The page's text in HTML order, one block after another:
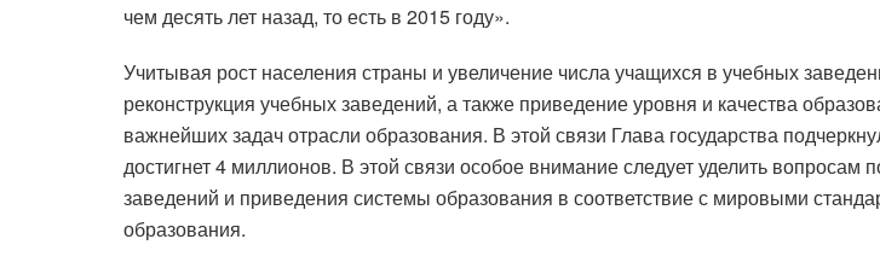
чем десять лет назад, то есть в 2015 году».
Учитывая рост населения страны и увеличение числа учащихся в учебных
реконструкция учебных заведений, а также приведение уровня и качества
важнейших задач отрасли образования. В этой связи Глава государства
достигнет 4 миллионов. В этой связи особое внимание следует уделить вопросам
заведений и приведения системы образования в соответствие с мировыми
образования.